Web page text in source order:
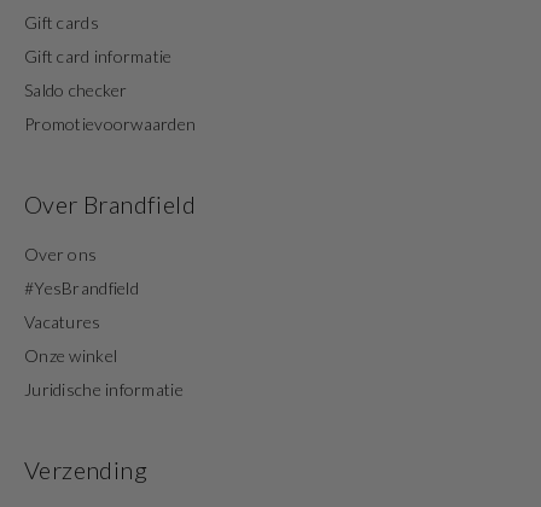
Gift cards
Gift card informatie
Saldo checker
Promotievoorwaarden
Over Brandfield
Over ons
#YesBrandfield
Vacatures
Onze winkel
Juridische informatie
Verzending